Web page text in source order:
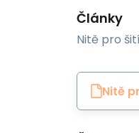
Články
Nitě pro
Nitě